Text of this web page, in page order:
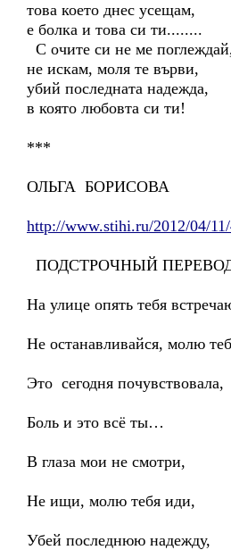
това което днес усещам,
е болка и това си ти........
С очите си не ме
не искам, моля те върви,
убий последната надежда,
в която любовта си ти!
***
ОЛЬГА БОРИСОВА
http://www.stihi.ru/2012/04/
ПОДСТРОЧНЫЙ
На улице опять тебя
Не останавливайся, молю
Это сегодня почувствовала,
Боль и это всё ты…
В глаза мои не смотри,
Не ищи, молю тебя иди,
Убей последнюю надежду,